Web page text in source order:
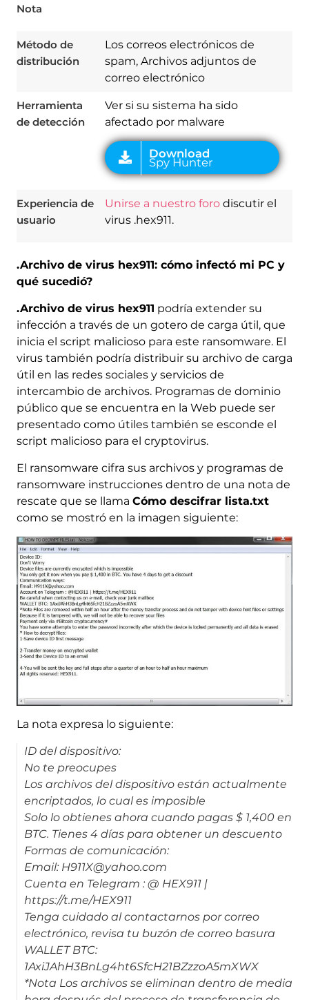
Nota
Método de
distribución
Los correos electrónicos de
spam, Archivos adjuntos de
correo electrónico
Herramienta
de detección
Ver si su sistema ha sido
afectado por malware
Experiencia de
usuario
Unirse a nuestro forodiscutir el
virus .hex911.
.Archivo de virus hex911: cómo infectó mi PC y
qué sucedió?
.Archivo de virus hex911 podría extender su
infección a través de un gotero de carga útil, que
inicia el script malicioso para este ransomware. El
virus también podría distribuir su archivo de carga
útil en las redes sociales y servicios de
intercambio de archivos. Programas de dominio
público que se encuentra en la Web puede ser
presentado como útiles también se esconde el
script malicioso para el cryptovirus.
El ransomware cifra sus archivos y programas de
ransomware instrucciones dentro de una nota de
rescate que se llama Cómo descifrar lista.txt
como se mostró en la imagen siguiente:
La nota expresa lo siguiente:
ID del dispositivo:
No te preocupes
Los archivos del dispositivo están actualmente
encriptados, lo cual es imposible
Solo lo obtienes ahora cuando pagas $ 1,400 en
BTC. Tienes 4 días para obtener un descuento
Formas de comunicación:
Email: H911X@yahoo.com
Cuenta en Telegram : @ HEX911 |
https://t.me/HEX911
Tenga cuidado al contactarnos por correo
electrónico, revisa tu buzón de correo basura
WALLET BTC:
1AxiJAhH3BnLg4ht6SfcH21BZzzoA5mXWX
*Nota Los archivos se eliminan dentro de media